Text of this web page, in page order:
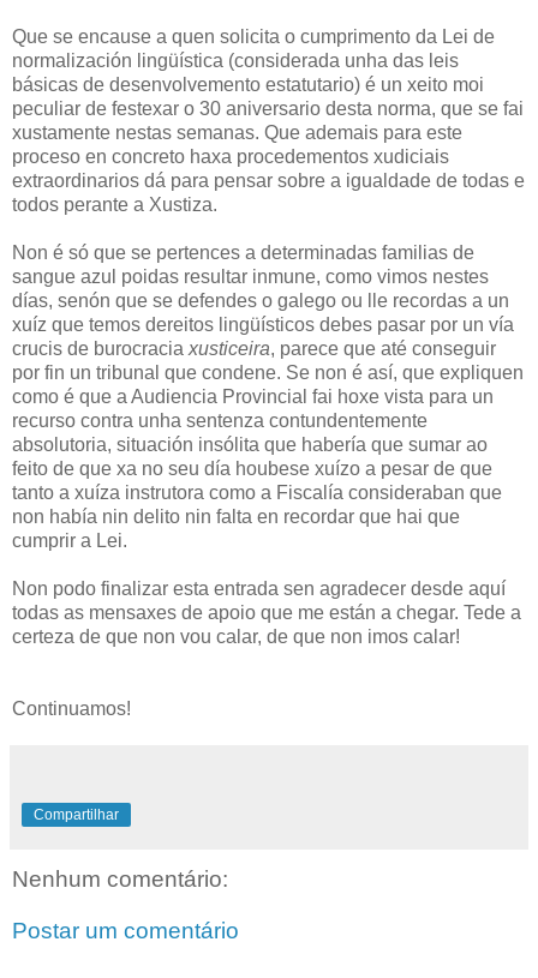
Que se encause a quen solicita o cumprimento da Lei de
normalización lingüística (considerada unha das leis
básicas de desenvolvemento estatutario) é un xeito moi
peculiar de festexar o 30 aniversario desta norma, que se fai
xustamente nestas semanas. Que ademais para este
proceso en concreto haxa procedementos xudiciais
extraordinarios dá para pensar sobre a igualdade de todas e
todos perante a Xustiza.
Non é só que se pertences a determinadas familias de
sangue azul poidas resultar inmune, como vimos nestes
días, senón que se defendes o galego ou lle recordas a un
xuíz que temos dereitos lingüísticos debes pasar por un vía
crucis de burocracia xusticeira, parece que até conseguir
por fin un tribunal que condene. Se non é así, que expliquen
como é que a Audiencia Provincial fai hoxe vista para un
recurso contra unha sentenza contundentemente
absolutoria, situación insólita que habería que sumar ao
feito de que xa no seu día houbese xuízo a pesar de que
tanto a xuíza instrutora como a Fiscalía consideraban que
non había nin delito nin falta en recordar que hai que
cumprir a Lei.
Non podo finalizar esta entrada sen agradecer desde aquí
todas as mensaxes de apoio que me están a chegar. Tede a
certeza de que non vou calar, de que non imos calar!
Continuamos!
Compartilhar
Nenhum comentário:
Postar um comentário